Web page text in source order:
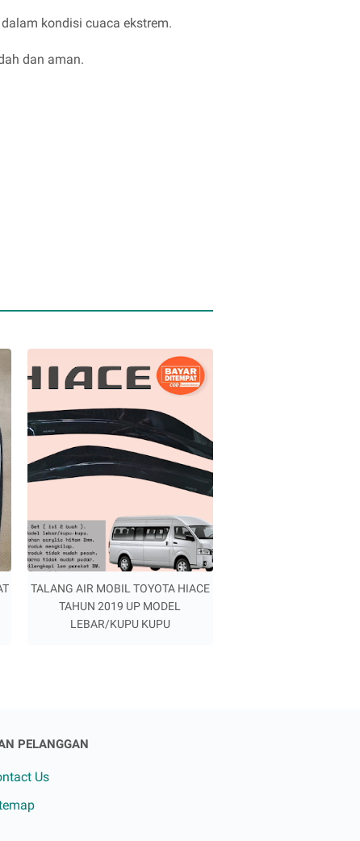
kondisi cuaca ekstrem.
dan aman.
TALANG AIR MOBIL TOYOTA HIACE
TAHUN 2019 UP MODEL
LEBAR/KUPU KUPU
PELANGGAN
Us